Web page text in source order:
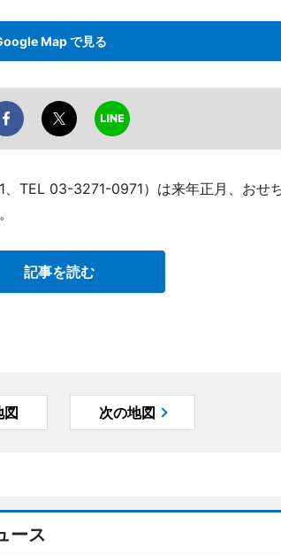
Map で見る
TEL 03-3271-0971）は来年正月、おせ
記事を読む
図 次の地図
ース